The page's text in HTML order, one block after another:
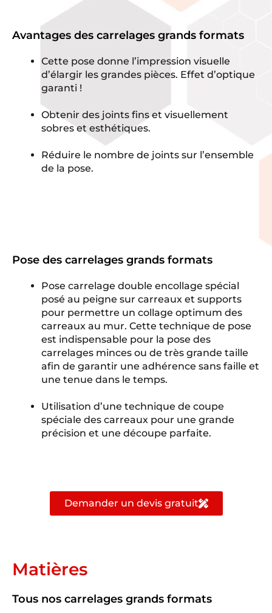
Avantages des carrelages grands formats
Cette pose donne l’impression visuelle
d’élargir les grandes pièces. Effet d’optique
garanti !
Obtenir des joints fins et visuellement
sobres et esthétiques.
Réduire le nombre de joints sur l’ensemble
de la pose.
Pose des carrelages grands formats
Pose carrelage double encollage spécial
posé au peigne sur carreaux et supports
pour permettre un collage optimum des
carreaux au mur. Cette technique de pose
est indispensable pour la pose des
carrelages minces ou de très grande taille
afin de garantir une adhérence sans faille et
une tenue dans le temps.
Utilisation d’une technique de coupe
spéciale des carreaux pour une grande
précision et une découpe parfaite.
Demander un devis gratuit
Matières
Tous nos carrelages grands formats